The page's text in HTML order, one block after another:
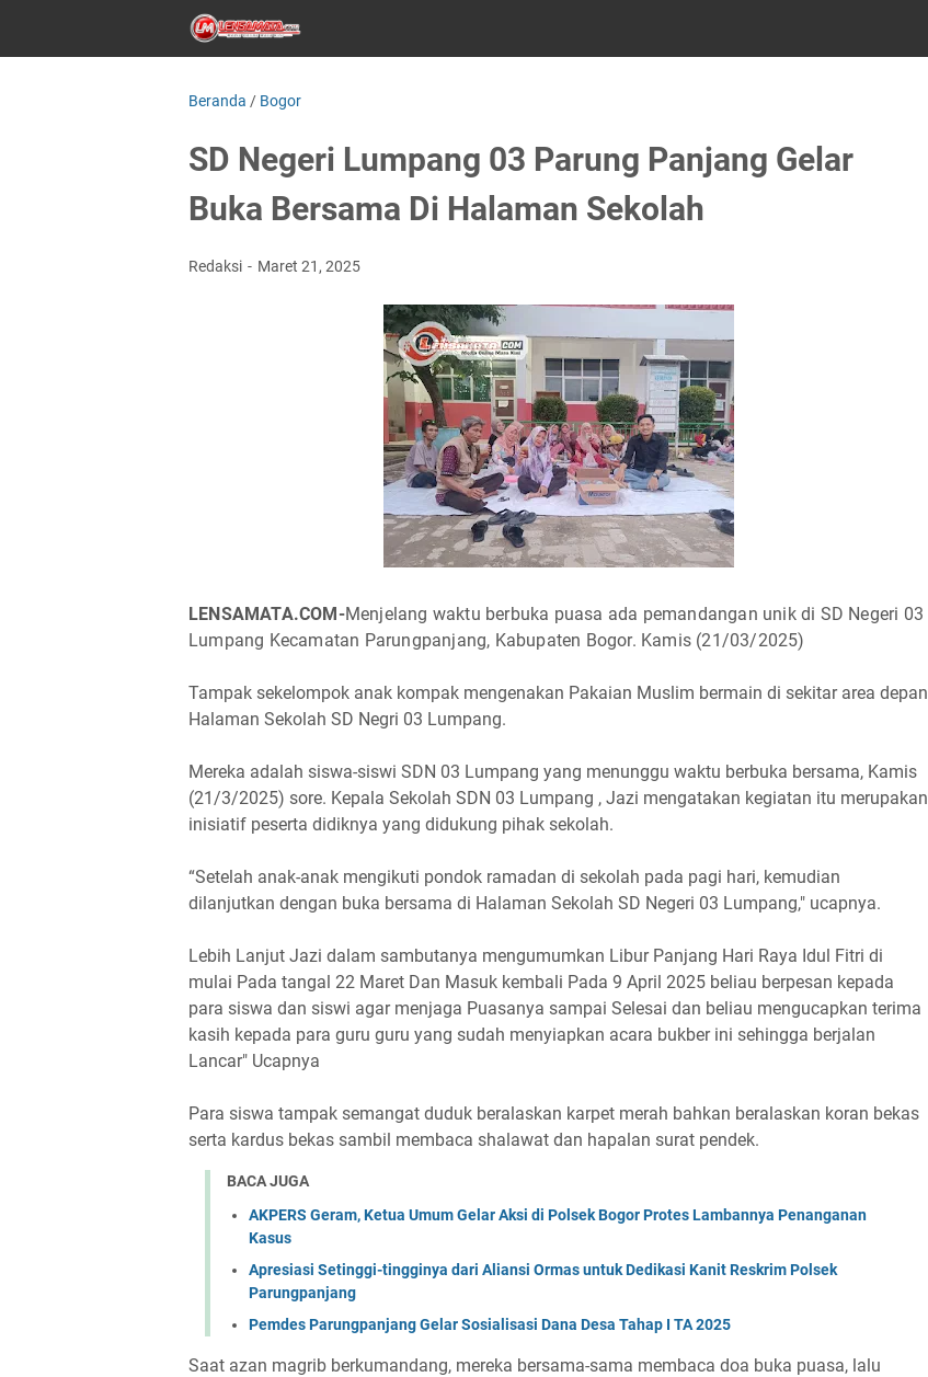
Beranda / Bogor
SD Negeri Lumpang 03 Parung Panjang Gelar
Buka Bersama Di Halaman Sekolah
Redaksi Maret 21, 2025
LENSAMATA.COM-Menjelang waktu berbuka puasa ada pemandangan unik di SD Negeri 03
Lumpang Kecamatan Parungpanjang, Kabupaten Bogor. Kamis (21/03/2025)
Tampak sekelompok anak kompak mengenakan Pakaian Muslim bermain di sekitar area depan
Halaman Sekolah SD Negri 03 Lumpang.
Mereka adalah siswa-siswi SDN 03 Lumpang yang menunggu waktu berbuka bersama, Kamis
(21/3/2025) sore. Kepala Sekolah SDN 03 Lumpang , Jazi mengatakan kegiatan itu merupakan
inisiatif peserta didiknya yang didukung pihak sekolah.
“Setelah anak-anak mengikuti pondok ramadan di sekolah pada pagi hari, kemudian
dilanjutkan dengan buka bersama di Halaman Sekolah SD Negeri 03 Lumpang," ucapnya.
Lebih Lanjut Jazi dalam sambutanya mengumumkan Libur Panjang Hari Raya Idul Fitri di
mulai Pada tangal 22 Maret Dan Masuk kembali Pada 9 April 2025 beliau berpesan kepada
para siswa dan siswi agar menjaga Puasanya sampai Selesai dan beliau mengucapkan terima
kasih kepada para guru guru yang sudah menyiapkan acara bukber ini sehingga berjalan
Lancar" Ucapnya
Para siswa tampak semangat duduk beralaskan karpet merah bahkan beralaskan koran bekas
serta kardus bekas sambil membaca shalawat dan hapalan surat pendek.
BACA JUGA
AKPERS Geram, Ketua Umum Gelar Aksi di Polsek Bogor Protes Lambannya Penanganan
Kasus
Apresiasi Setinggi-tingginya dari Aliansi Ormas untuk Dedikasi Kanit Reskrim Polsek
Parungpanjang
Pemdes Parungpanjang Gelar Sosialisasi Dana Desa Tahap I TA 2025
Saat azan magrib berkumandang, mereka bersama-sama membaca doa buka puasa, lalu